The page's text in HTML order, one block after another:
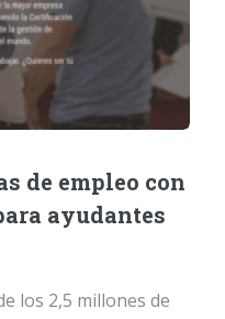
de empleo con
ayudantes
los 2,5 millones de